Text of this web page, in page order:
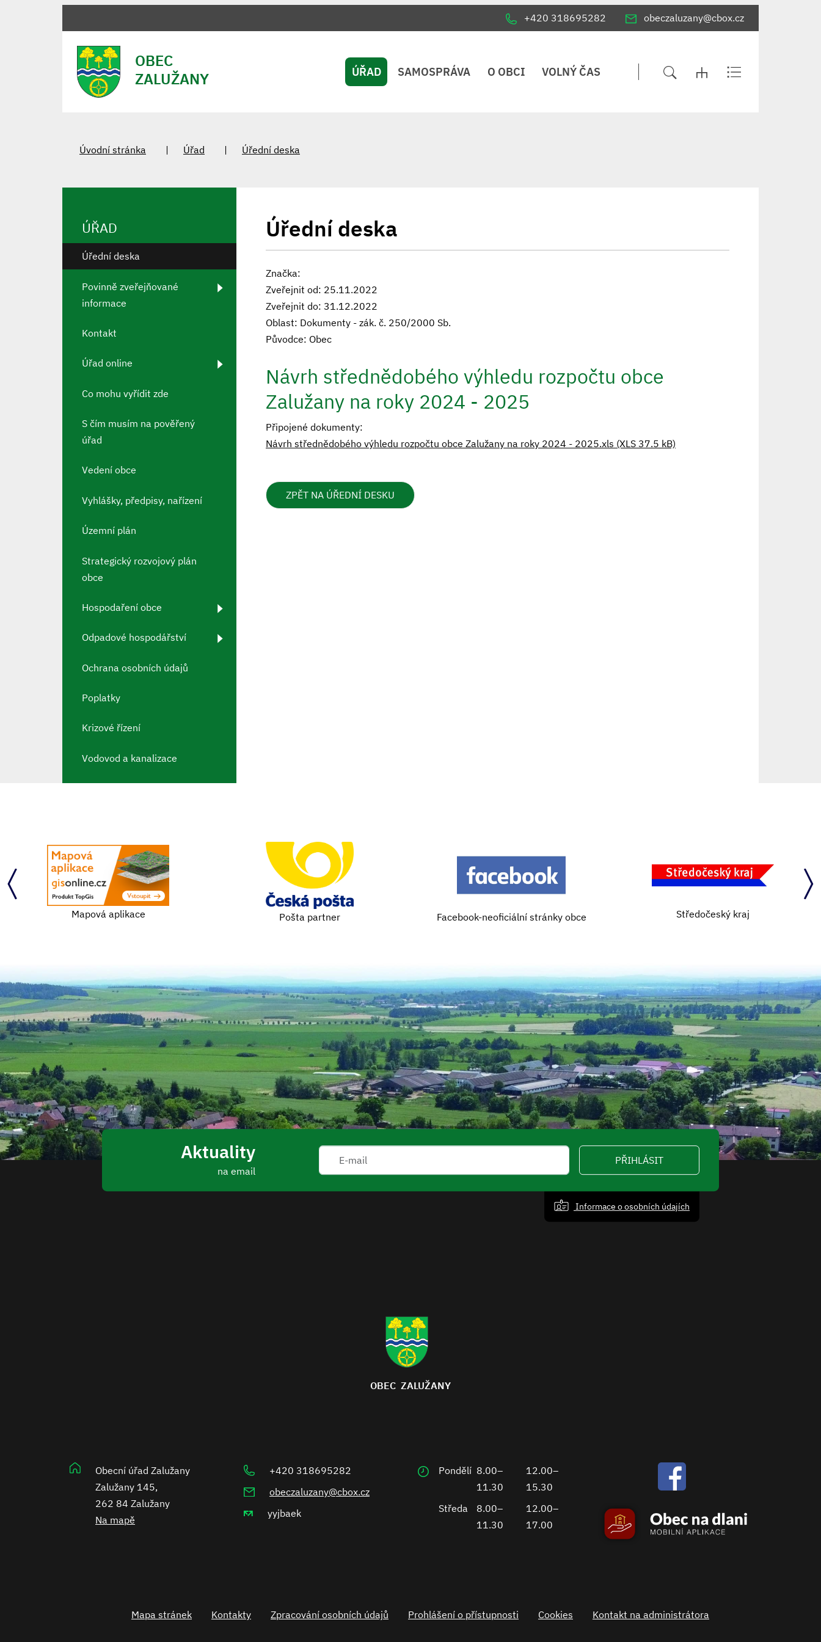
+420 318695282 obeczaluzany@cbox.cz
OBEC
ZALUŽANY
ÚŘAD SAMOSPRÁVA O OBCI VOLNÝ ČAS
Úvodní stránka Úřad Úřední deska
Úřední deska
Značka:
Zveřejnit od: 25.11.2022
Zveřejnit do: 31.12.2022
Oblast: Dokumenty - zák. č. 250/2000 Sb.
Původce: Obec
Návrh střednědobého výhledu rozpočtu obce
Zalužany na roky 2024 - 2025
Připojené dokumenty:
Návrh střednědobého výhledu rozpočtu obce Zalužany na roky 2024 - 2025.xls (XLS 37.5 kB)
ZPĚT NA ÚŘEDNÍ DESKU
ÚŘAD
Úřední deska
Povinně zveřejňované
informace
Kontakt
Úřad online
Co mohu vyřídit zde
S čím musím na pověřený
úřad
Vedení obce
Vyhlášky, předpisy, nařízení
Územní plán
Strategický rozvojový plán
obce
Hospodaření obce
Odpadové hospodářství
Ochrana osobních údajů
Poplatky
Krizové řízení
Vodovod a kanalizace
Mapová aplikace Pošta partner Facebook-neoficiální stránky obce Středočeský kraj
Aktuality
na email
PŘIHLÁSIT
Informace o osobních údajích
OBEC ZALUŽANY
Obecní úřad Zalužany
Zalužany 145,
262 84 Zalužany
Na mapě
+420 318695282
obeczaluzany@cbox.cz
yyjbaek
Pondělí 8.00–
11.30
12.00–
15.30
Středa
8.00–
11.30
12.00–
17.00
Mapa stránek Kontakty Zpracování osobních údajů Prohlášení o přístupnosti Cookies Kontakt na administrátora